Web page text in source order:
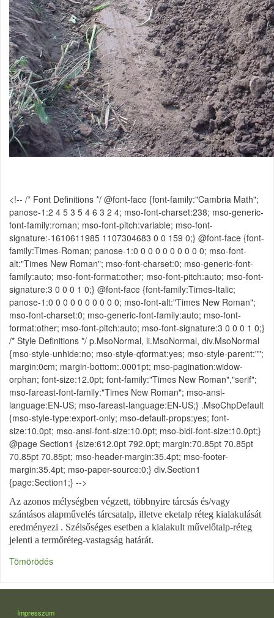
<!-- /* Font Definitions */ @font-face {font-family:"Cambria Math";
panose-1:2 4 5 3 5 4 6 3 2 4; mso-font-charset:238; mso-generic-
font-family:roman; mso-font-pitch:variable; mso-font-
signature:-1610611985 1107304683 0 0 159 0;} @font-face {font-
family:Times-Roman; panose-1:0 0 0 0 0 0 0 0 0 0; mso-font-
alt:"Times New Roman"; mso-font-charset:0; mso-generic-font-
family:auto; mso-font-format:other; mso-font-pitch:auto; mso-font-
signature:3 0 0 0 1 0;} @font-face {font-family:Times-Italic;
panose-1:0 0 0 0 0 0 0 0 0 0; mso-font-alt:"Times New Roman";
mso-font-charset:0; mso-generic-font-family:auto; mso-font-
format:other; mso-font-pitch:auto; mso-font-signature:3 0 0 0 1 0;}
/* Style Definitions */ p.MsoNormal, li.MsoNormal, div.MsoNormal
{mso-style-unhide:no; mso-style-qformat:yes; mso-style-parent:"";
margin:0cm; margin-bottom:.0001pt; mso-pagination:widow-
orphan; font-size:12.0pt; font-family:"Times New Roman","serif";
mso-fareast-font-family:"Times New Roman"; mso-ansi-
language:EN-US; mso-fareast-language:EN-US;} .MsoChpDefault
{mso-style-type:export-only; mso-default-props:yes; font-
size:10.0pt; mso-ansi-font-size:10.0pt; mso-bidi-font-size:10.0pt;}
@page Section1 {size:612.0pt 792.0pt; margin:70.85pt 70.85pt
70.85pt 70.85pt; mso-header-margin:35.4pt; mso-footer-
margin:35.4pt; mso-paper-source:0;} div.Section1
{page:Section1;} -->
Az azonos mélységben végzett, többnyire tárcsás és/vagy
szántásos alapművelés tárcsatalp, illetve eketalp réteg kialakulását
eredményezi . Szélsőséges esetben a kialakult művelőtalp-réteg
jelenti a termőréteg-vastagság határát.
Tömörödés
LÁBLÉC
Impresszum